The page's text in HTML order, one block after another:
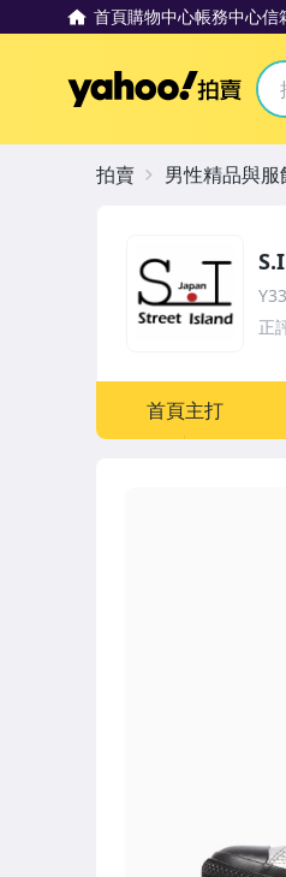
首頁購物中心帳務中心信
正
首頁主打
拍賣 男性精品與服